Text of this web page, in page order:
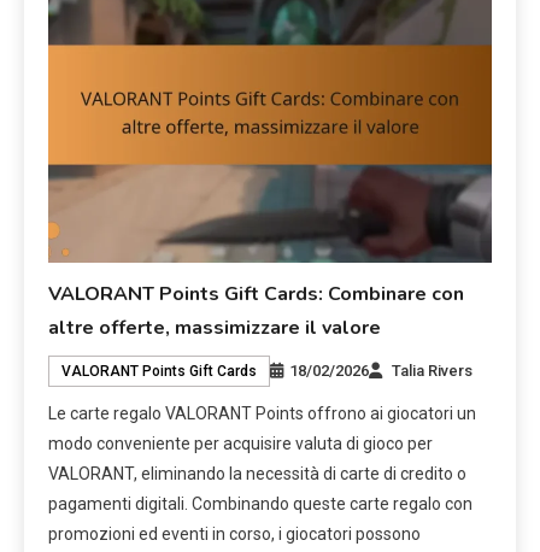
VALORANT Points Gift Cards: Combinare con
altre offerte, massimizzare il valore
VALORANT Points Gift Cards 18/02/2026 Talia Rivers
Le carte regalo VALORANT Points offrono ai giocatori un
modo conveniente per acquisire valuta di gioco per
VALORANT, eliminando la necessità di carte di credito o
pagamenti digitali. Combinando queste carte regalo con
promozioni ed eventi in corso, i giocatori possono